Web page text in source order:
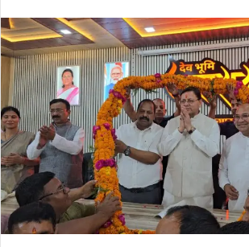
d
a
e
m
a
l